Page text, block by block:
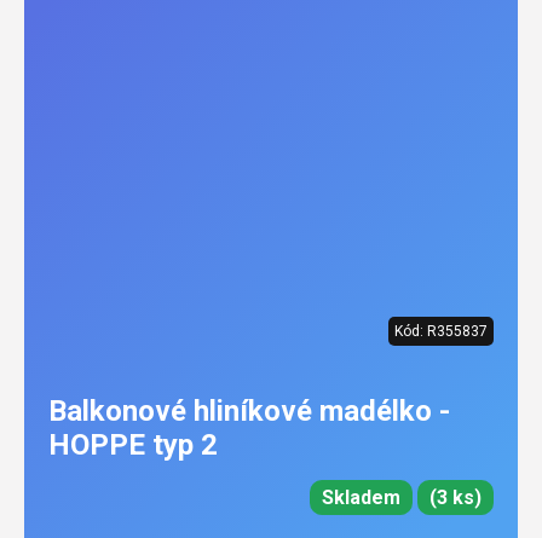
Kód: R355837
Balkonové hliníkové madélko -
HOPPE typ 2
Skladem (3 ks)